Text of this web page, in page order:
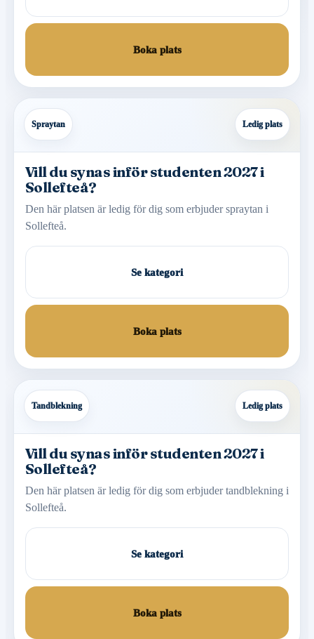
Boka plats
Spraytan Ledig plats
Vill du synas inför studenten 2027 i
Sollefteå?
Den här platsen är ledig för dig som erbjuder spraytan i
Sollefteå.
Se kategori
Boka plats
Tandblekning Ledig plats
Vill du synas inför studenten 2027 i
Sollefteå?
Den här platsen är ledig för dig som erbjuder tandblekning i
Sollefteå.
Se kategori
Boka plats